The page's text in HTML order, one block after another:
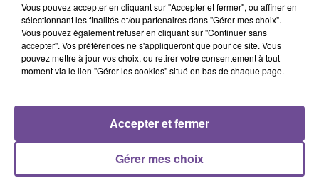
15h54
15h54
OFENBACH FEAT.
15h50
15h50
SHAKIRA FEAT. BURNA
BOY
15h43
15h43
AMBRE
Vous pouvez accepter en cliquant sur "Accepter et fermer", ou affiner en
sélectionnant les finalités et/ou partenaires dans "Gérer mes choix".
Vous pouvez également refuser en cliquant sur "Continuer sans
accepter". Vos préférences ne s'appliqueront que pour ce site. Vous
pouvez mettre à jour vos choix, ou retirer votre consentement à tout
moment via le lien "Gérer les cookies" situé en bas de chaque page.
Gérer mes choix
Accepter et fermer